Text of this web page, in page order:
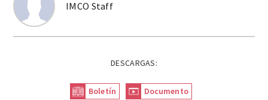
IMCO Staff
DESCARGAS:
Boletín Documento